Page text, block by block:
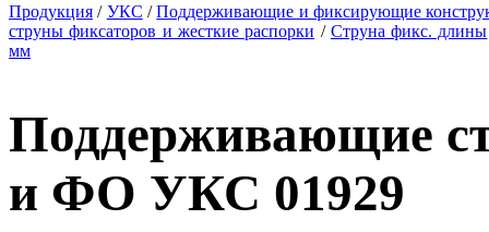
Продукция / УКС /Поддерживающие и фиксирующие
струны фиксаторов и жесткие распорки / Струна фикс. длины
мм
Поддерживающие
и ФО УКС 01929